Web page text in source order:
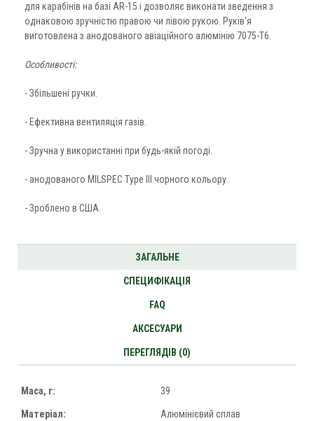
для карабінів на базі AR-15 і дозволяє виконати зведення з
однаковою зручністю правою чи лівою рукою. Руків'я
виготовлена з анодованого авіаційного алюмінію 7075-Т6.
Особливості:
- Збільшені ручки.
- Ефективна вентиляція газів.
- Зручна у використанні при будь-якій погоді.
- анодованого MILSPEC Type III чорного кольору.
- Зроблено в США.
ЗАГАЛЬНЕ
СПЕЦИФІКАЦІЯ
FAQ
АКСЕСУАРИ
ПЕРЕГЛЯДІВ (0)
Маса, г: 39
Матеріал: Алюмінієвий сплав